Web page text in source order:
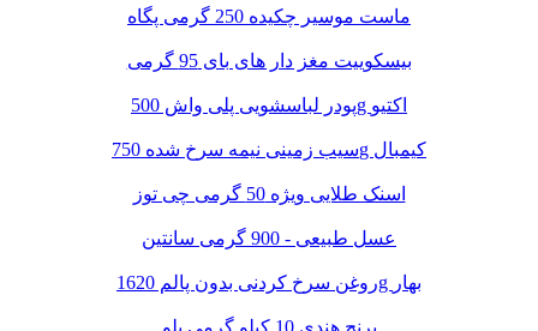
ماست موسیر چکیده 250 گرمی پگاه
بیسکوییت مغز دار های بای 95 گرمی
پودر لباسشویی پلی واش 500g اکتیو
سیب زمینی نیمه سرخ شده 750g کیمبال
اسنک طلایی ویژه 50 گرمی چی توز
عسل طبیعی - 900 گرمی سانتین
روغن سرخ کردنی بدون پالم 1620g بهار
برنج هندی 10 کیلو گرمی پلو